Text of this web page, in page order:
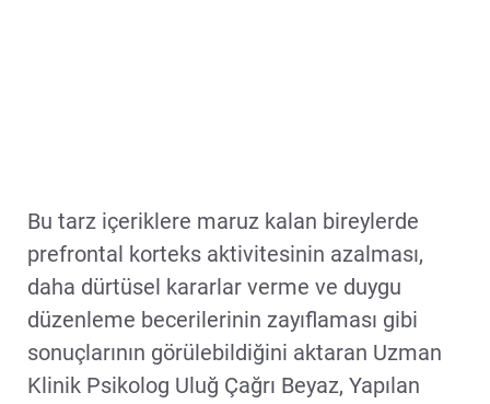
Bu tarz içeriklere maruz kalan bireylerde
prefrontal korteks aktivitesinin azalması,
daha dürtüsel kararlar verme ve duygu
düzenleme becerilerinin zayıflaması gibi
sonuçlarının görülebildiğini aktaran Uzman
Klinik Psikolog Uluğ Çağrı Beyaz, Yapılan